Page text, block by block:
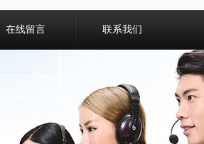
在线留言 联系我们